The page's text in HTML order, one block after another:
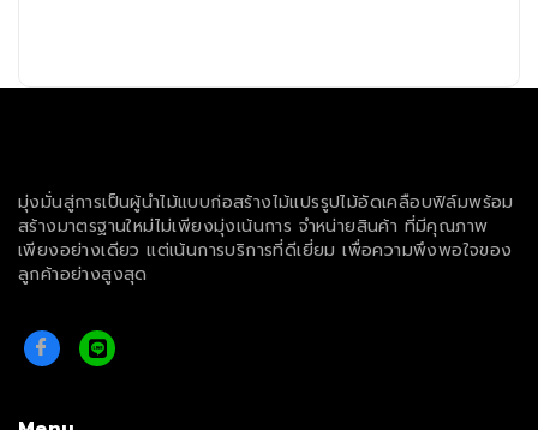
มุ่งมั่นสู่การเป็นผู้นำไม้แบบก่อสร้างไม้แปรรูปไม้อัดเคลือบฟิล์มพร้อม
สร้างมาตรฐานใหม่ไม่เพียงมุ่งเน้นการ จำหน่ายสินค้า ที่มีคุณภาพ
เพียงอย่างเดียว แต่เน้นการบริการที่ดีเยี่ยม เพื่อความพึงพอใจของ
ลูกค้าอย่างสูงสุด